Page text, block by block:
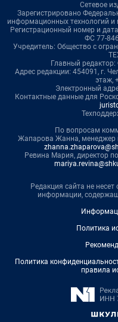
Сетевое
Зарегистрировано
информационных технологий
Регистрационный номер и
ФС 77-
Учредитель: Общество с
Главный
Адрес редакции: 454091, г.
этаж,
Электронный
Контактные данные для
По вопросам
Жапарова Жанна, менеджер
Ревина Мария, директор
Редакция сайта не несет
информации,
Политика
Политика
правила